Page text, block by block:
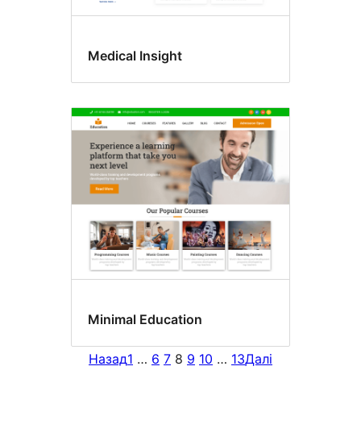
Medical Insight
Minimal Education
Назад1 … 6 7 8 9 10 … 13Далі